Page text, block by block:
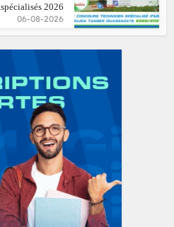
spécialisés 2026...
06-08-2026